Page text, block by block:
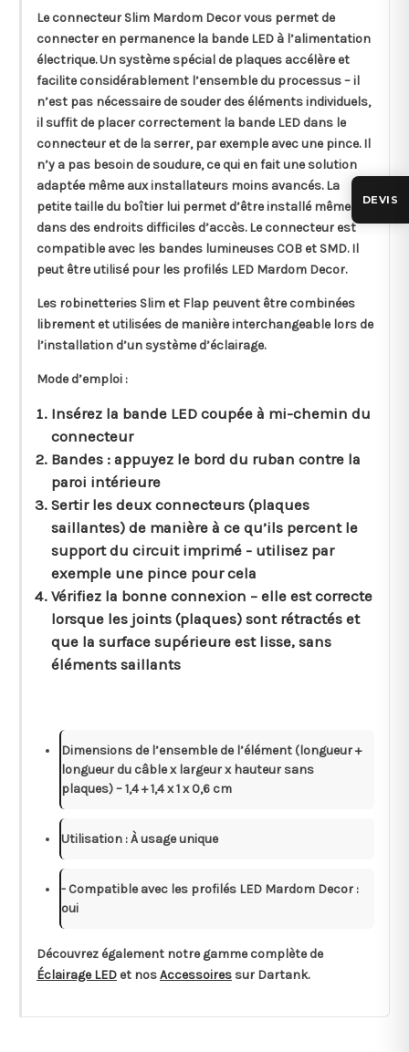
Le connecteur Slim Mardom Decor vous permet de
connecter en permanence la bande LED à l’alimentation
électrique. Un système spécial de plaques accélère et
facilite considérablement l’ensemble du processus – il
n’est pas nécessaire de souder des éléments individuels,
il suffit de placer correctement la bande LED dans le
connecteur et de la serrer, par exemple avec une pince. Il
n’y a pas besoin de soudure, ce qui en fait une solution
adaptée même aux installateurs moins avancés. La
petite taille du boîtier lui permet d’être installé même
dans des endroits difficiles d’accès. Le connecteur est
compatible avec les bandes lumineuses COB et SMD. Il
peut être utilisé pour les profilés LED Mardom Decor.
Les robinetteries Slim et Flap peuvent être combinées
librement et utilisées de manière interchangeable lors de
l’installation d’un système d’éclairage.
Mode d’emploi :
Insérez la bande LED coupée à mi-chemin du
connecteur
Bandes : appuyez le bord du ruban contre la
paroi intérieure
Sertir les deux connecteurs (plaques
saillantes) de manière à ce qu’ils percent le
support du circuit imprimé - utilisez par
exemple une pince pour cela
Vérifiez la bonne connexion – elle est correcte
lorsque les joints (plaques) sont rétractés et
que la surface supérieure est lisse, sans
éléments saillants
Dimensions de l’ensemble de l’élément (longueur +
longueur du câble x largeur x hauteur sans
plaques) – 1,4 + 1,4 x 1 x 0,6 cm
Utilisation : À usage unique
- Compatible avec les profilés LED Mardom Decor :
oui
Découvrez également notre gamme complète de
Éclairage LED et nosAccessoires sur Dartank.
DEVIS